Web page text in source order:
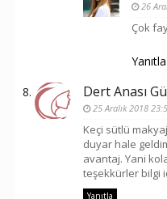
26
Çok
Yanıtla
Dert Anası
25 Aralık 2018
Keçi sütlü
duyar hale
avantaj. Yani
teşekkürler bilgi
Yanıtla